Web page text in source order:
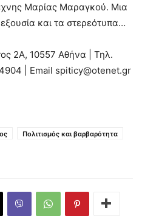
Μαρίας Μαραγκού. Μια
και τα στερεότυπα…
2Α, 10557 Αθήνα | Τηλ.
| Email spiticy@otenet.gr
Πολιτισμός και βαρβαρότητα